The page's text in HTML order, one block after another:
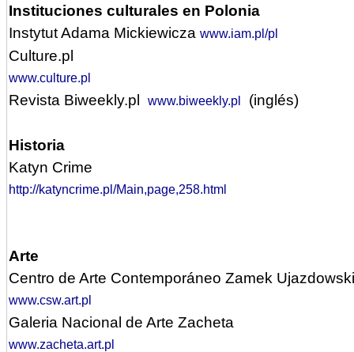
Instituciones culturales en Polonia
Instytut Adama Mickiewicza www.iam.pl/pl
Culture.pl
www.culture.pl
Revista Biweekly.pl www.biweekly.pl (inglés)
Historia
Katyn Crime
http://katyncrime.pl/Main,page,258.html
Arte
Centro de Arte Contemporáneo Zamek
www.csw.art.pl
Galeria Nacional de Arte Zacheta
www.zacheta.art.pl